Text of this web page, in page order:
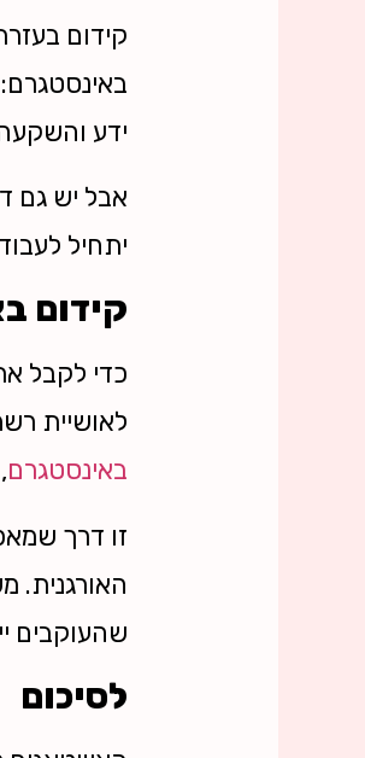
קידום
ידע
אבל יש גם
יתחיל
קידום
כדי לקבל
לאושיית
באינסטגרם
זו דרך
האורגנית.
שהעוקבים
לסיכום